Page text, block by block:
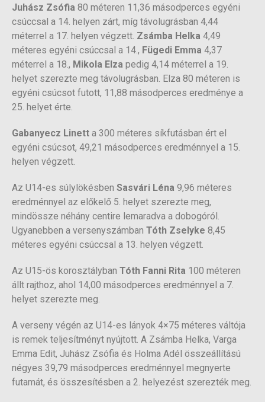
Juhász Zsófia 80 méteren 11,36 másodperces egyéni
csúccsal a 14. helyen zárt, míg távolugrásban 4,44
méterrel a 17. helyen végzett. Zsámba Helka 4,49
méteres egyéni csúccsal a 14., Fügedi Emma 4,37
méterrel a 18., Mikola Elza pedig 4,14 méterrel a 19.
helyet szerezte meg távolugrásban. Elza 80 méteren is
egyéni csúcsot futott, 11,88 másodperces eredménye a
25. helyet érte.
Gabanyecz Linett a 300 méteres síkfutásban ért el
egyéni csúcsot, 49,21 másodperces eredménnyel a 15.
helyen végzett.
Az U14-es súlylökésben Sasvári Léna 9,96 méteres
eredménnyel az előkelő 5. helyet szerezte meg,
mindössze néhány centire lemaradva a dobogóról.
Ugyanebben a versenyszámban Tóth Zselyke 8,45
méteres egyéni csúccsal a 13. helyen végzett.
Az U15-ös korosztályban Tóth Fanni Rita 100 méteren
állt rajthoz, ahol 14,00 másodperces eredménnyel a 7.
helyet szerezte meg.
A verseny végén az U14-es lányok 4×75 méteres váltója
is remek teljesítményt nyújtott. A Zsámba Helka, Varga
Emma Edit, Juhász Zsófia és Holma Adél összeállítású
négyes 39,79 másodperces eredménnyel megnyerte
futamát, és összesítésben a 2. helyezést szerezték meg.